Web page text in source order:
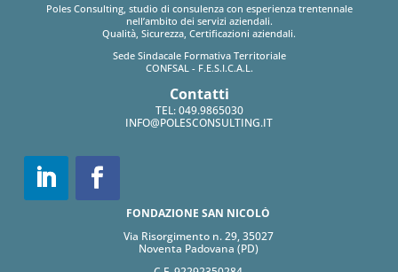
Poles Consulting, studio di consulenza con esperienza trentennale
nell’ambito dei servizi aziendali.
Qualità, Sicurezza, Certificazioni aziendali.
Sede Sindacale Formativa Territoriale
CONFSAL - F.E.S.I.C.A.L.
Contatti
TEL:049.9865030
INFO@POLESCONSULTING.IT
FONDAZIONE SAN NICOLÒ
Via Risorgimento n. 29, 35027
Noventa Padovana (PD)